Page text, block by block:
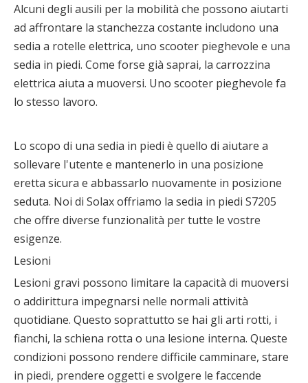
Alcuni degli ausili per la mobilità che possono aiutarti
ad affrontare la stanchezza costante includono una
sedia a rotelle elettrica, uno scooter pieghevole e una
sedia in piedi. Come forse già saprai, la carrozzina
elettrica aiuta a muoversi. Uno scooter pieghevole fa
lo stesso lavoro.
Lo scopo di una sedia in piedi è quello di aiutare a
sollevare l'utente e mantenerlo in una posizione
eretta sicura e abbassarlo nuovamente in posizione
seduta. Noi di Solax offriamo la sedia in piedi S7205
che offre diverse funzionalità per tutte le vostre
esigenze.
Lesioni
Lesioni gravi possono limitare la capacità di muoversi
o addirittura impegnarsi nelle normali attività
quotidiane. Questo soprattutto se hai gli arti rotti, i
fianchi, la schiena rotta o una lesione interna. Queste
condizioni possono rendere difficile camminare, stare
in piedi, prendere oggetti e svolgere le faccende